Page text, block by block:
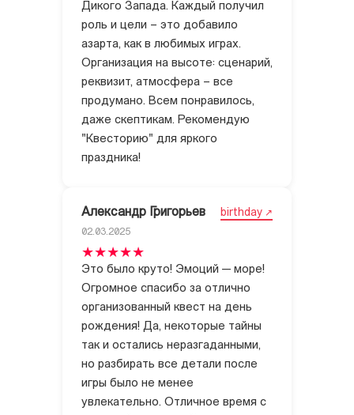
Дикого Запада. Каждый получил
роль и цели – это добавило
азарта, как в любимых играх.
Организация на высоте: сценарий,
реквизит, атмосфера – все
продумано. Всем понравилось,
даже скептикам. Рекомендую
"Квесторию" для яркого
праздника!
Александр Григорьев birthday
02.03.2025
Это было круто! Эмоций — море!
Огромное спасибо за отлично
организованный квест на день
рождения! Да, некоторые тайны
так и остались неразгаданными,
но разбирать все детали после
игры было не менее
увлекательно. Отличное время с